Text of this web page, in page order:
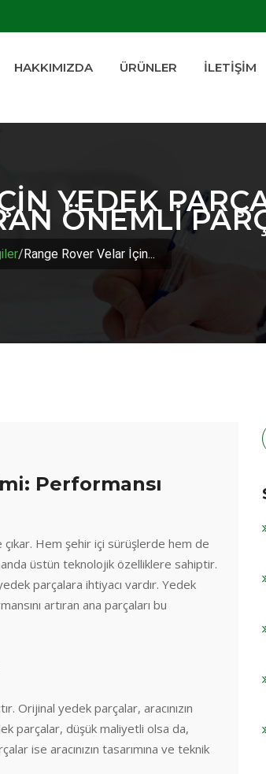
HAKKIMIZDA ÜRÜNLER İLETIŞIM
YEDEK
ÖNEMLI
/Range Rover Velar İçin...
Performansı
çıkar. Hem şehir içi sürüşlerde hem de
üstün teknolojik özelliklere sahiptir.
parçalara ihtiyacı vardır. Yedek
artıran ana parçaları bu
Orijinal yedek parçalar, aracınızın
parçalar, düşük maliyetli olsa da,
ise aracınızın tasarımına ve teknik